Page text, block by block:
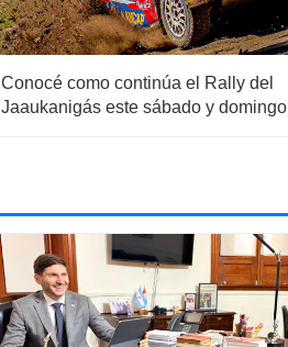
Conocé como continúa el Rally del
Jaaukanigás este sábado y domingo